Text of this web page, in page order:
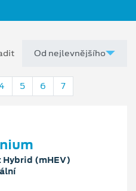
4 5 6 7
Hybrid (mHEV)